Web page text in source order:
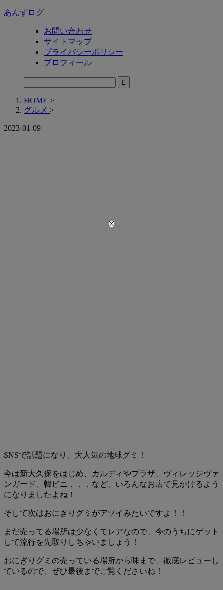
あんずログ
お問い合わせ
サイトマップ
プライバシーポリシー
プロフィール
HOME >
グルメ >
2023-01-09
SNSで話題になり、大人気の地球グミ！
今は新大久保をはじめ、カルディやプラザ、ヴィレッジヴァ
ンガード、韓ビニ．．．など、いろんなお店で見かけるよう
になりましたよね！
そして次はおにぎりグミ がアツイみたいですよ！！
まだ売ってる場所は少なくてレアなので、今のうちにゲット
して流行を先取りしちゃいましょう！
おにぎりグミの売っている場所から味まで、徹底レビューし
ているので、ぜひ最後までご覧くださいね！